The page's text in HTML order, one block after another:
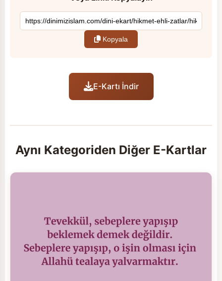
Kopyala
E-Kartı İndir
Aynı Kategoriden Diğer E-Kartlar